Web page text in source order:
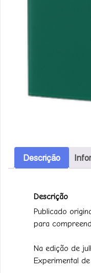
Descrição
Descrição
Publicado
para
Na edição de
Experimental